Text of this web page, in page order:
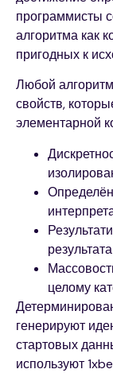
программисты
алгоритма как
пригодных к
Любой
свойств,
элементарной
целому
генерируют
стартовых
используют